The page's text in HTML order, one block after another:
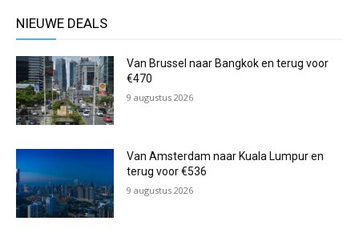
NIEUWE DEALS
Van Brussel naar Bangkok en terug voor
€470
9 augustus 2026
Van Amsterdam naar Kuala Lumpur en
terug voor €536
9 augustus 2026